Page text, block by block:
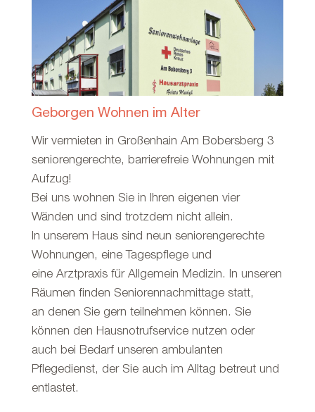
Geborgen Wohnen im Alter
Wir vermieten in Großenhain Am Bobersberg 3
seniorengerechte, barrierefreie Wohnungen mit
Aufzug!
Bei uns wohnen Sie in Ihren eigenen vier
Wänden und sind trotzdem nicht allein.
In unserem Haus sind neun seniorengerechte
Wohnungen, eine Tagespflege und
eine Arztpraxis für Allgemein Medizin. In unseren
Räumen finden Seniorennachmittage statt,
an denen Sie gern teilnehmen können. Sie
können den Hausnotrufservice nutzen oder
auch bei Bedarf unseren ambulanten
Pflegedienst, der Sie auch im Alltag betreut und
entlastet.